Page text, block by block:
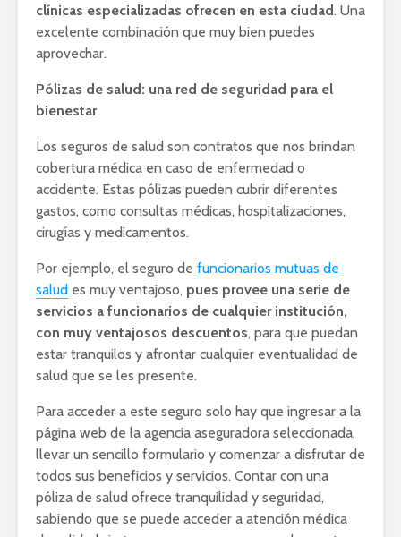
clínicas especializadas ofrecen en esta ciudad. Una
excelente combinación que muy bien puedes
aprovechar.
Pólizas de salud: una red de seguridad para el
bienestar
Los seguros de salud son contratos que nos brindan
cobertura médica en caso de enfermedad o
accidente. Estas pólizas pueden cubrir diferentes
gastos, como consultas médicas, hospitalizaciones,
cirugías y medicamentos.
Por ejemplo, el seguro de funcionarios mutuas de
salud es muy ventajoso, pues provee una serie de
servicios a funcionarios de cualquier institución,
con muy ventajosos descuentos, para que puedan
estar tranquilos y afrontar cualquier eventualidad de
salud que se les presente.
Para acceder a este seguro solo hay que ingresar a la
página web de la agencia aseguradora seleccionada,
llevar un sencillo formulario y comenzar a disfrutar de
todos sus beneficios y servicios. Contar con una
póliza de salud ofrece tranquilidad y seguridad,
sabiendo que se puede acceder a atención médica